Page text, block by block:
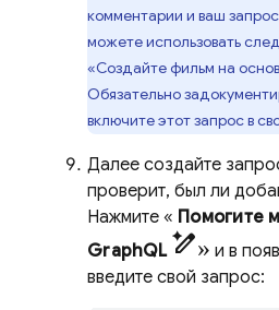
комментарии и ваш
можете использовать
«Создайте фильм на
Обязательно
включите этот запрос в
Далее создайте
проверит, был ли
Нажмите « Помогите
GraphQL pen_spark» и в
введите свой запрос: